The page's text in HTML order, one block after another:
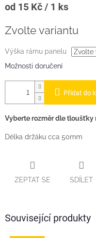
Měrná
od 15 Kč / 1 ks
Zvolte variantu
Výška rámu panelu
Možnosti doručení
Přidat do
Vyberte rozměr dle tloušťky
Délka držáku cca 50mm
ZEPTAT SE SDÍLET
Související produkty